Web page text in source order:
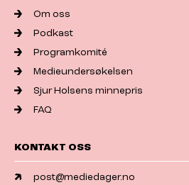
Om oss
Podkast
Programkomité
Medieundersøkelsen
Sjur Holsens minnepris
FAQ
KONTAKT OSS
post@mediedager.no